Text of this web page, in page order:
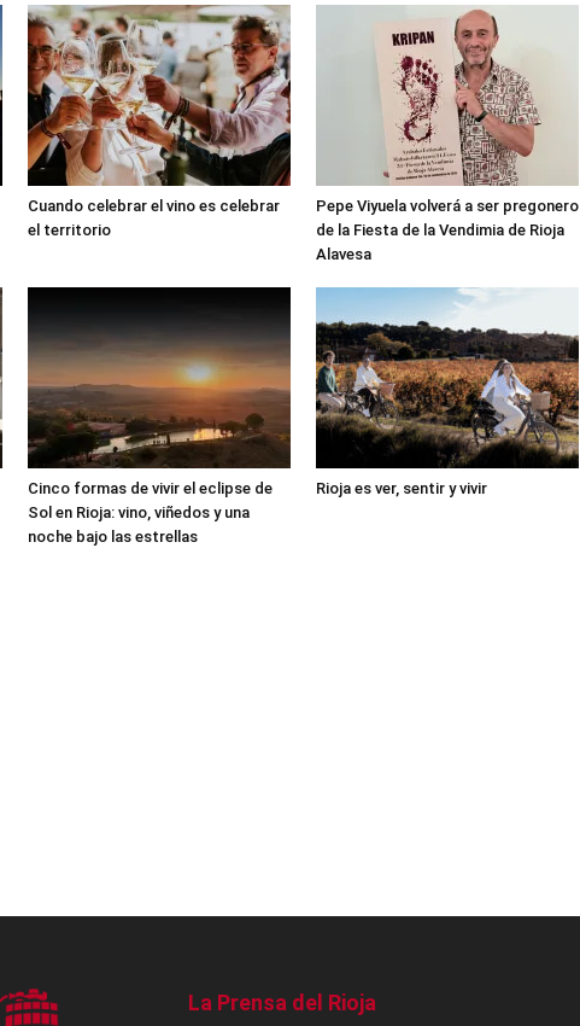
Cuando celebrar el vino es celebrar
el territorio
Pepe Viyuela volverá a ser pregonero
de la Fiesta de la Vendimia de Rioja
Alavesa
Cinco formas de vivir el eclipse de
Sol en Rioja: vino, viñedos y una
noche bajo las estrellas
Rioja es ver, sentir y vivir
La Prensa del Rioja